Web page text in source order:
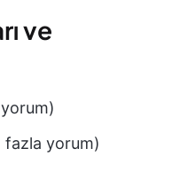
ve
yorum)